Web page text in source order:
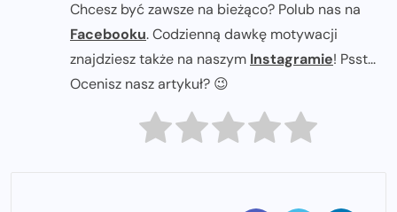
Chcesz być zawsze na bieżąco? Polub nas na
Facebooku. Codzienną dawkę motywacji
znajdziesz także na naszym Instagramie! Psst...
Ocenisz nasz artykuł? 😉